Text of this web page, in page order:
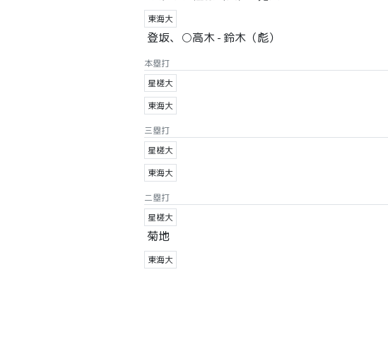
東海大
登坂、○高木 - 鈴木（彪）
本塁打
星槎大
東海大
三塁打
星槎大
東海大
二塁打
星槎大
菊地
東海大